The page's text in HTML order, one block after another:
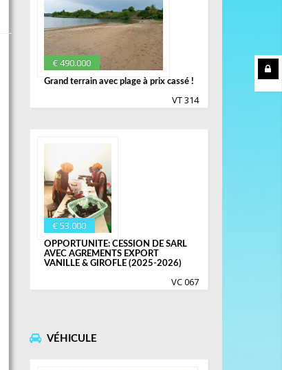
€ 490.000
Grand terrain avec plage à prix cassé !
VT 314
€ 53.000
OPPORTUNITE: CESSION DE SARL
AVEC AGREMENTS EXPORT
VANILLE & GIROFLE (2025-2026)
VC 067
VÉHICULE